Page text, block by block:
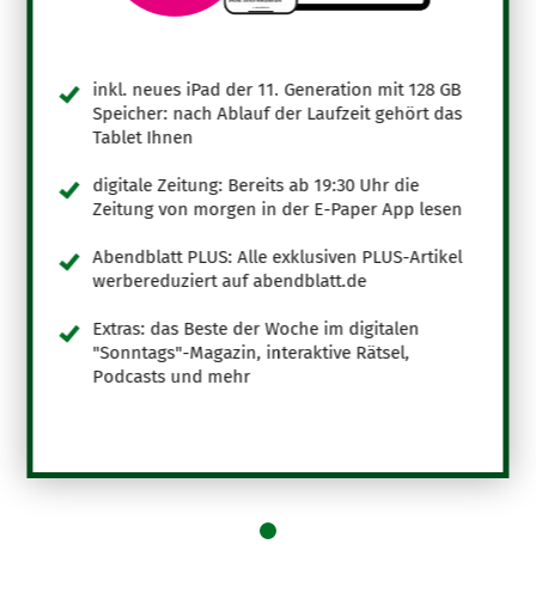
inkl. neues iPad der 11. Generation mit 128 GB
Speicher: nach Ablauf der Laufzeit gehört das
Tablet Ihnen
digitale Zeitung: Bereits ab 19:30 Uhr die
Zeitung von morgen in der E-Paper App lesen
Abendblatt PLUS: Alle exklusiven PLUS-Artikel
werbereduziert auf abendblatt.de
Extras: das Beste der Woche im digitalen
"Sonntags"-Magazin, interaktive Rätsel,
Podcasts und mehr